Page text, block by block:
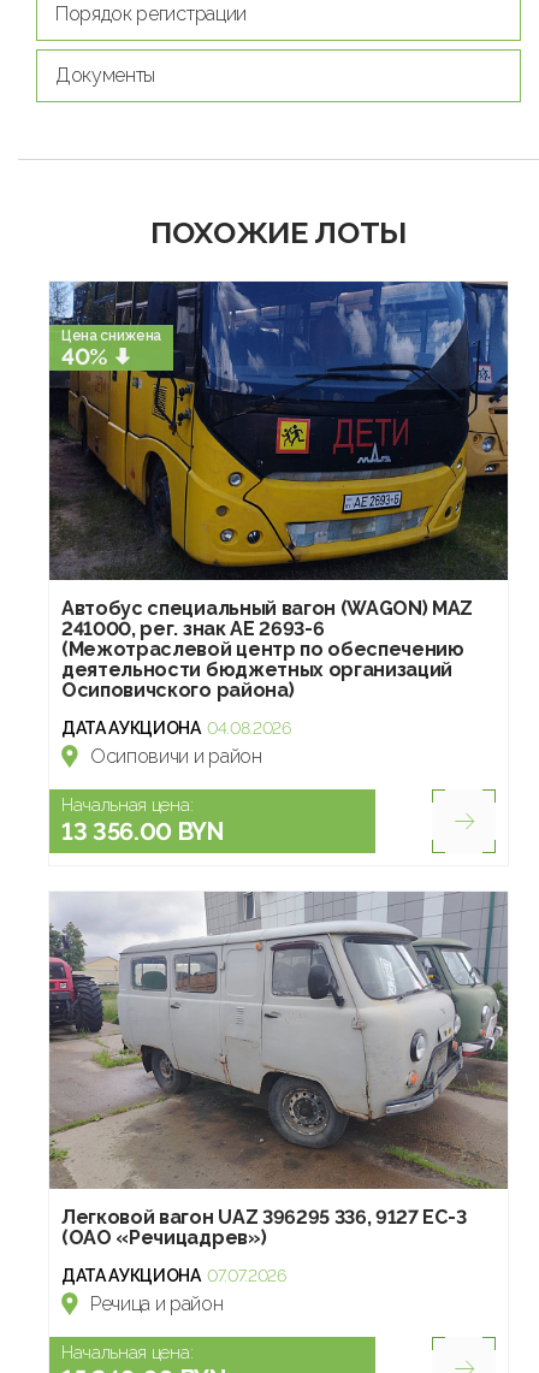
Порядок регистрации
Документы
ПОХОЖИЕ ЛОТЫ
Цена снижена
40%
Автобус специальный вагон (WAGON) MAZ
241000, рег. знак AE 2693-6
(Межотраслевой центр по обеспечению
деятельности бюджетных организаций
Осиповичского района)
ДАТА АУКЦИОНА 04.08.2026
Осиповичи и район
Начальная цена:
13 356.00 BYN
Легковой вагон UAZ 396295 336, 9127 ЕС-3
(ОАО «Речицадрев»)
ДАТА АУКЦИОНА 07.07.2026
Речица и район
Начальная цена: